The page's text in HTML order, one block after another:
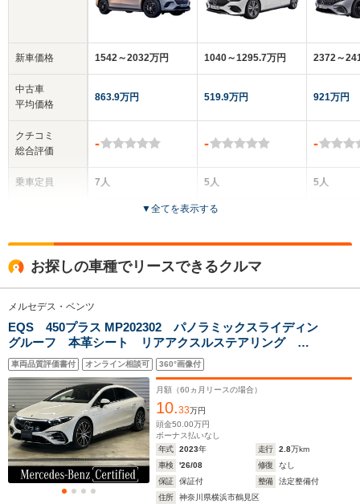
新車価格
中古車
平均価格
クチコミ
総合評価
乗車定員
サイズ
(全長x全幅x全高)
1542～2032万円
863.9万円
-
7人
1.73m
全幅
2.04m
全長
5.13m～5.14m
ホイールベース
-m
1040～1295.7万円
519.9万円
-
5人
4ドア
1.5m～1.51m
全幅
1.91m
全長
2372～
921万円
-
5人
▼全てを表示する
お探しの車種でリースできるクルマ
メルセデス・ベンツ
EQS 450プラス MP202302 パノラミックスライディン
グルーフ 本革シート リアアクスルステアリング ノ
イズ軽減ガラス AMGラインパッケージ スポーツシー
ト AppleCarPlay AIRMATICサスペンション ノイズ
軽減タイヤ 指紋認証
車両品質評価書付 オンライン相談可 360°画像付
月額（60 ヵ月リースの場合）
10.33万円
頭金50.00万円
ボーナス払いなし
年式
2023年 走行 2.8万km
車検
'26/08 修復
なし
保証
保証付 整備
法定整備付
住所
神奈川県横浜市鶴見区